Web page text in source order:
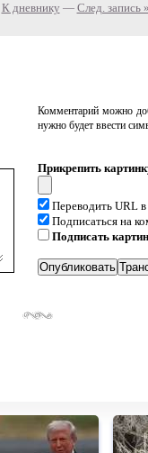
К дневнику — След. запись »
Комментарий можно
нужно будет ввести
Прикрепить
Переводить URL
Подписаться на
Подписать